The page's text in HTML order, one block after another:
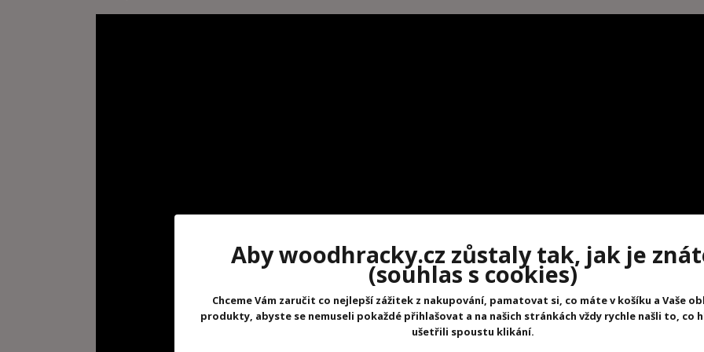
Aby woodhracky.cz zůstaly tak, jak je
(souhlas s cookies)
Chceme Vám zaručit co nejlepší zážitek z nakupování, pamatovat si, co máte v košíku a Vaše
produkty, abyste se nemuseli pokaždé přihlašovat a na našich stránkách vždy rychle našli to, co
ušetřili spoustu klikání.